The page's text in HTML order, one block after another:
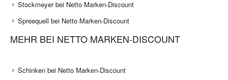
Stockmeyer bei Netto Marken-Discount
Spreequell bei Netto Marken-Discount
MEHR BEI NETTO MARKEN-DISCOUNT
Schinken bei Netto Marken-Discount